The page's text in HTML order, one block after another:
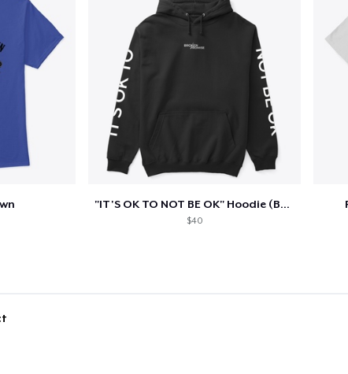
"IT'S OK TO NOT BE OK" Hoodie (BP LOGO)
$40